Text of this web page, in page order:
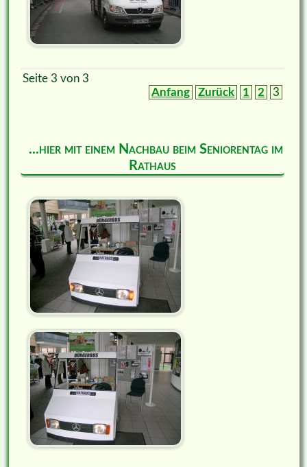
Seite 3 von 3
Anfang
Zurück 1 2 3
...hier mit einem Nachbau beim Seniorentag im
Rathaus